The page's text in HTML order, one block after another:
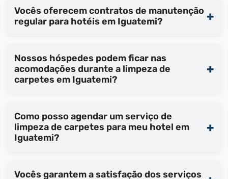
Vocês oferecem contratos de manutenção
regular para hotéis em Iguatemi?
Nossos hóspedes podem ficar nas
acomodações durante a limpeza de
carpetes em Iguatemi?
Como posso agendar um serviço de
limpeza de carpetes para meu hotel em
Iguatemi?
Vocês garantem a satisfação dos serviços